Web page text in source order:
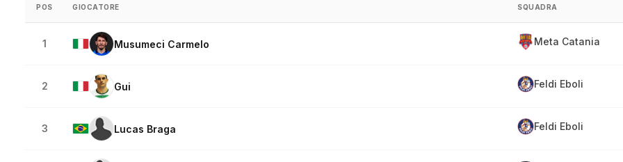
POS GIOCATORE SQUADRA
1 Musumeci Carmelo Meta Catania
2 Gui Feldi Eboli
3 Lucas Braga Feldi Eboli